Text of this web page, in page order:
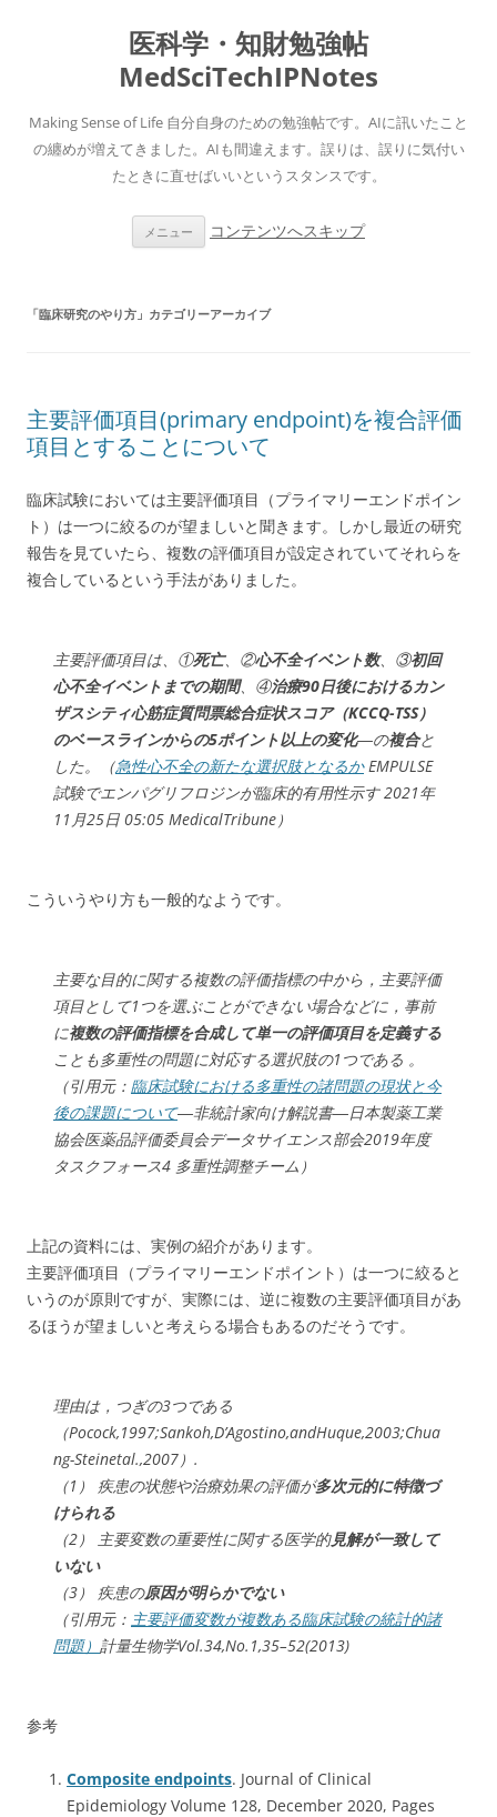
医科学・知財勉強帖
MedSciTechIPNotes
Making Sense of Life 自分自身のための勉強帖です。AIに訊いたこと
の纏めが増えてきました。AIも間違えます。誤りは、誤りに気付い
たときに直せばいいというスタンスです。
メニュー コンテンツへスキップ
「臨床研究のやり方 」カテゴリーアーカイブ
主要評価項目(primary endpoint)を複合評価
項目とすることについて
臨床試験においては主要評価項目（プライマリーエンドポイン
ト）は一つに絞るのが望ましいと聞きます。しかし最近の研究
報告を見ていたら、複数の評価項目が設定されていてそれらを
複合しているという手法がありました。
主要評価項目は、①死亡、②心不全イベント数、③初回
心不全イベントまでの期間、④治療90日後におけるカン
ザスシティ心筋症質問票総合症状スコア（KCCQ-TSS）
のベースラインからの5ポイント以上の変化―の複合と
した。（急性心不全の新たな選択肢となるかEMPULSE
試験でエンパグリフロジンが臨床的有用性示す 2021年
11月25日 05:05 MedicalTribune）
こういうやり方も一般的なようです。
主要な目的に関する複数の評価指標の中から，主要評価
項目として1つを選ぶことができない場合などに，事前
に複数の評価指標を合成して単一の評価項目を定義する
ことも多重性の問題に対応する選択肢の1つである 。
（引用元： 臨床試験における多重性の諸問題の現状と今
後の課題について―非統計家向け解説書―日本製薬工業
協会医薬品評価委員会データサイエンス部会2019年度
タスクフォース4 多重性調整チーム）
上記の資料には、実例の紹介があります。
主要評価項目（プライマリーエンドポイント）は一つに絞ると
いうのが原則ですが、実際には、逆に複数の主要評価項目があ
るほうが望ましいと考えらる場合もあるのだそうです。
理由は，つぎの3つである
（Pocock,1997;Sankoh,D’Agostino,andHuque,2003;Chua
ng-Steinetal.,2007）.
（1） 疾患の状態や治療効果の評価が多次元的に特徴づ
けられる
（2） 主要変数の重要性に関する医学的見解が一致して
いない
（3） 疾患の原因が明らかでない
（引用元： 主要評価変数が複数ある臨床試験の統計的諸
問題） 計量生物学Vol.34,No.1,35–52(2013)
参考
Composite endpoints. Journal of Clinical
Epidemiology Volume 128, December 2020, Pages